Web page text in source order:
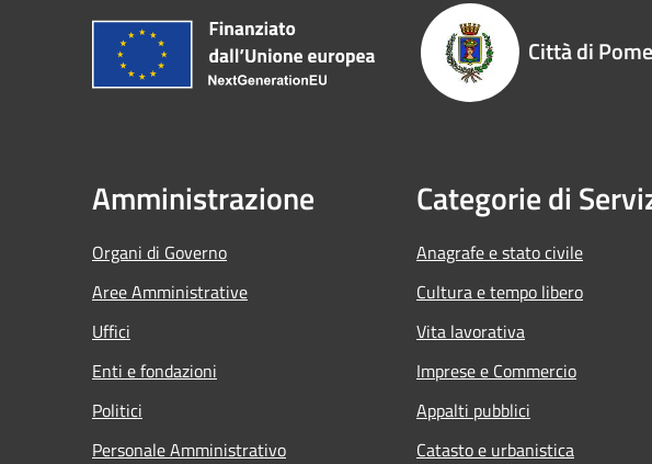
Città di
Amministrazione
Organi di Governo
Aree Amministrative
Uffici
Enti e fondazioni
Politici
Personale Amministrativo
Categorie di
Anagrafe e stato civile
Cultura e tempo libero
Vita lavorativa
Imprese e Commercio
Appalti pubblici
Catasto e urbanistica